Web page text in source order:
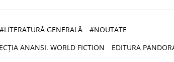
#LITERATURĂ GENERALĂ #NOUTATE
ANANSI. WORLD FICTION EDITURA